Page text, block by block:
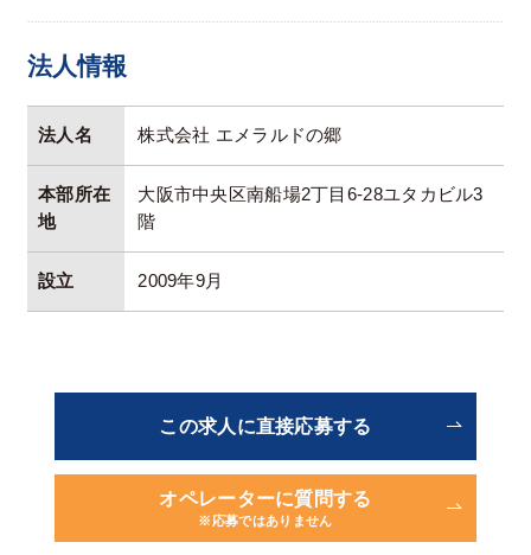
法人情報
法人名 株式会社 エメラルドの郷
本部所在
地
大阪市中央区南船場2丁目6-28ユタカビル3
階
設立 2009年9月
この求人に直接応募する
オペレーターに質問する
※応募ではありません